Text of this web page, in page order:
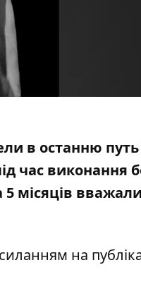
в останню
час виконання
5 місяців
на